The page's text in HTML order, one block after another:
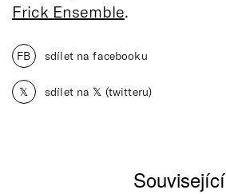
Frick Ensemble.
FB sdílet na facebooku
𝕏 sdílet na 𝕏 (twitteru)
Související